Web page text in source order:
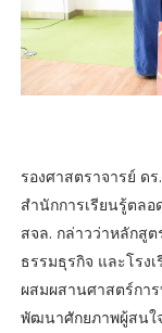
รองศาสตราจารย์ ด
สำนักการเรียนรู้ตล
สจล. กล่าวว่าหลักสู
ธรรมธุรกิจ และโรง
ผสมผสานศาสตร์กา
พัฒนาศักยภาพผู้สนใ